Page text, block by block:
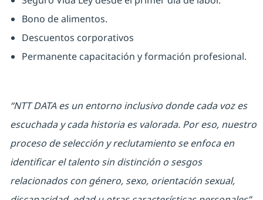
Bono de alimentos.
Descuentos corporativos
Permanente capacitación y formación profesional.
“NTT DATA es un entorno inclusivo donde cada voz es
escuchada y cada historia es valorada. Por eso, nuestro
proceso de selección y reclutamiento se enfoca en
identificar el talento sin distinción o sesgos
relacionados con género, sexo, orientación sexual,